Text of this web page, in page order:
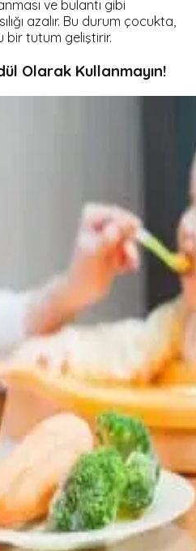
ve bulantı gibi
azalır. Bu durum çocukta,
bir tutum geliştirir.
Olarak Kullanmayın!